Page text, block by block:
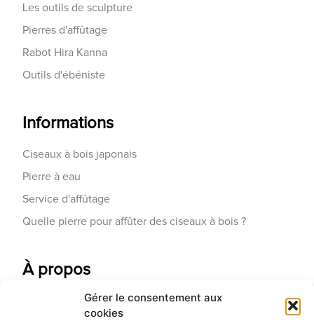
Gérer le consentement aux
cookies
Les outils de sculpture
Pierres d'affûtage
Rabot Hira Kanna
Outils d'ébéniste
Informations
Ciseaux à bois japonais
Pierre à eau
Service d'affûtage
Quelle pierre pour affûter des ciseaux à bois ?
À propos
Contactez-nous